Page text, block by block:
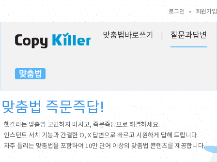
로그인 • 회원가입
맞춤법바로쓰기 | 질문과답변
맞춤법 즉문즉답!
헷갈리는 맞춤법 고민하지 마시고, 즉문즉답으로 해결하세요.
인스턴트 서치 기능과 간결한 O, X 답변으로 빠르고 시원하게 답해 드립니다.
자주 틀리는 맞춤법을 포함하여 10만 단어 이상의 맞춤법 콘텐츠를 제공합니다.